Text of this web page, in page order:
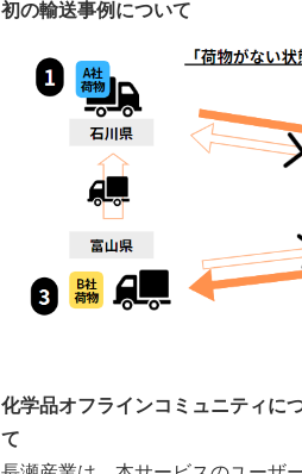
初の輸送事例について
化学品オフラインコミュニティに